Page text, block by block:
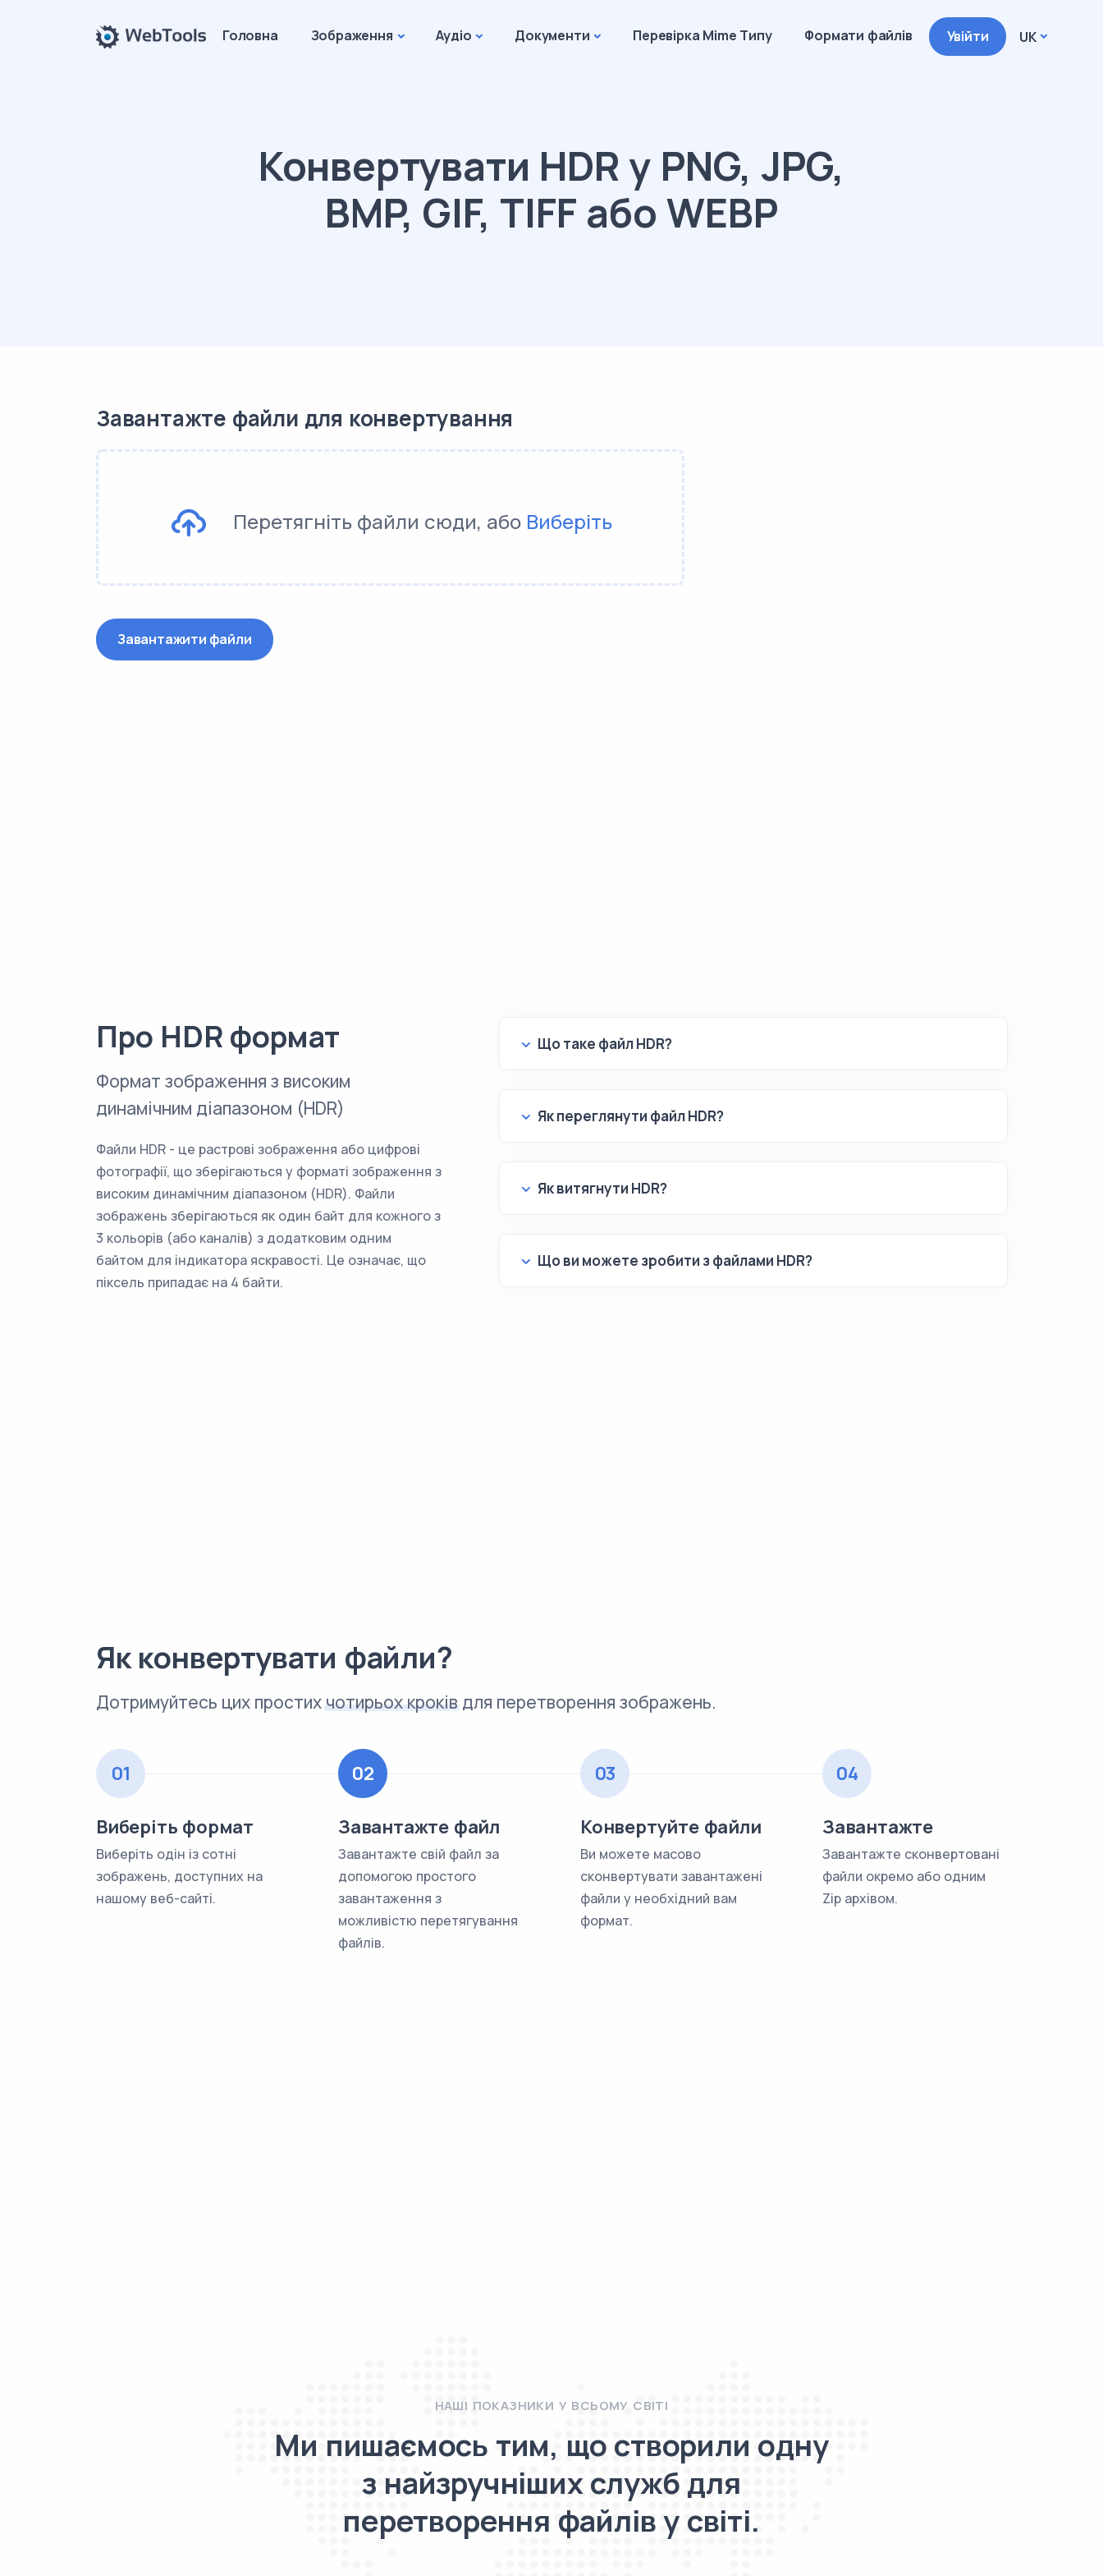
Головна Зображення Аудіо Документи Перевірка Mime Типу Формати файлів Увійти UK
Конвертувати HDR у PNG, JPG,
BMP, GIF, TIFF або WEBP
Завантажте файли для конвертування
Перетягніть файли сюди, або Виберіть
Про HDR формат
Формат зображення з високим
динамічним діапазоном (HDR)
Файли HDR - це растрові зображення або цифрові
фотографії, що зберігаються у форматі зображення з
високим динамічним діапазоном (HDR). Файли
зображень зберігаються як один байт для кожного з
3 кольорів (або каналів) з додатковим одним
байтом для індикатора яскравості. Це означає, що
піксель припадає на 4 байти.
Що таке файл HDR?
Як переглянути файл HDR?
Як витягнути HDR?
Що ви можете зробити з файлами HDR?
Як конвертувати файли?
Дотримуйтесь цих простихчотирьох кроківдля перетворення зображень.
01
Виберіть формат
Виберіть одін із сотні
зображень, доступних на
нашому веб-сайті.
02
Завантажте файл
Завантажте свій файл за
допомогою простого
завантаження з
можливістю перетягування
файлів.
03
Конвертуйте файли
Ви можете масово
сконвертувати завантажені
файли у необхідний вам
формат.
04
Завантажте
Завантажте сконвертовані
файли окремо або одним
Zip архівом.
НАШІ ПОКАЗНИКИ У ВСЬОМУ СВІТІ
Ми пишаємось тим, що створили одну
з найзручніших служб для
перетворення файлів у світі.